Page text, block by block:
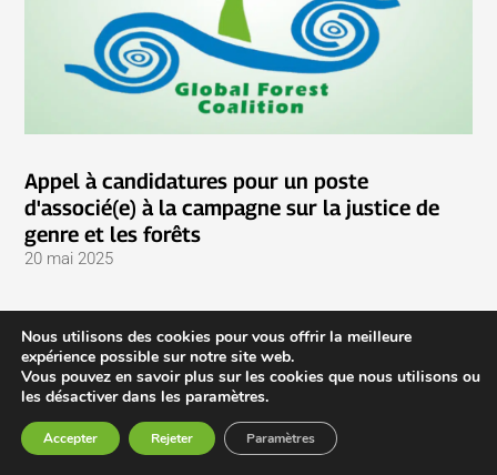
Appel à candidatures pour un poste
d'associé(e) à la campagne sur la justice de
genre et les forêts
20 mai 2025
Nous utilisons des cookies pour vous offrir la meilleure
expérience possible sur notre site web.
Vous pouvez en savoir plus sur les cookies que nous utilisons ou
les désactiver dans les paramètres.
Accepter Rejeter Paramètres